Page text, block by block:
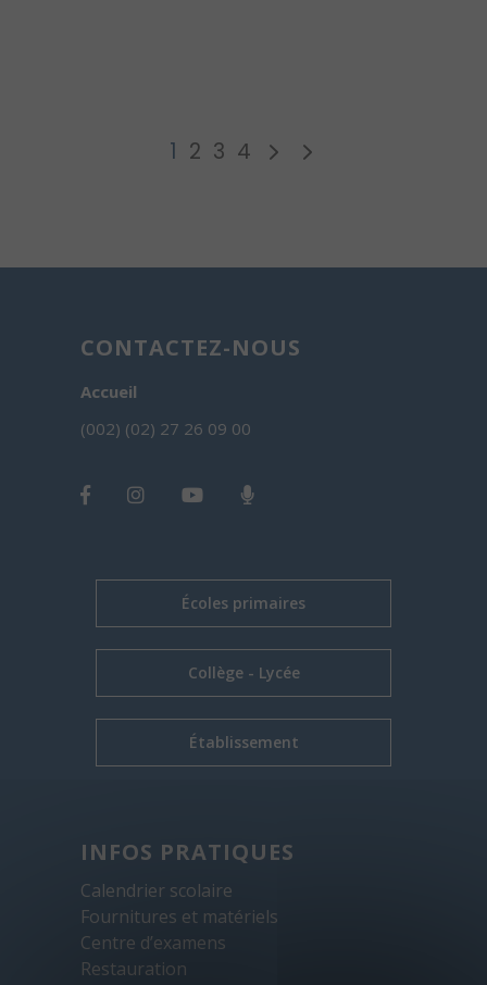
1 2 3 4
CONTACTEZ-NOUS
Accueil
(002) (02) 27 26 09 00
Écoles primaires
Collège - Lycée
Établissement
INFOS PRATIQUES
Calendrier scolaire
Fournitures et matériels
Centre d’examens
Restauration